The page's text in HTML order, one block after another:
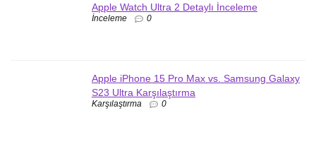
Apple Watch Ultra 2 Detaylı İnceleme
İnceleme 0
Apple iPhone 15 Pro Max vs. Samsung Galaxy
S23 Ultra Karşılaştırma
Karşılaştırma 0